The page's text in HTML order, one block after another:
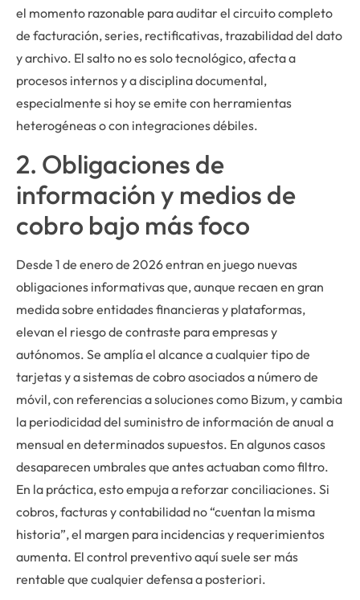
el momento razonable para auditar el circuito completo
de facturación, series, rectificativas, trazabilidad del dato
y archivo. El salto no es solo tecnológico, afecta a
procesos internos y a disciplina documental,
especialmente si hoy se emite con herramientas
heterogéneas o con integraciones débiles.
2. Obligaciones de
información y medios de
cobro bajo más foco
Desde 1 de enero de 2026 entran en juego nuevas
obligaciones informativas que, aunque recaen en gran
medida sobre entidades financieras y plataformas,
elevan el riesgo de contraste para empresas y
autónomos. Se amplía el alcance a cualquier tipo de
tarjetas y a sistemas de cobro asociados a número de
móvil, con referencias a soluciones como Bizum, y cambia
la periodicidad del suministro de información de anual a
mensual en determinados supuestos. En algunos casos
desaparecen umbrales que antes actuaban como filtro.
En la práctica, esto empuja a reforzar conciliaciones. Si
cobros, facturas y contabilidad no “cuentan la misma
historia”, el margen para incidencias y requerimientos
aumenta. El control preventivo aquí suele ser más
rentable que cualquier defensa a posteriori.